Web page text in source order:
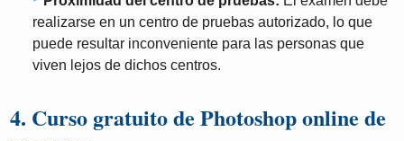
realizarse en un centro de pruebas autorizado, lo que
puede resultar inconveniente para las personas que
viven lejos de dichos centros.
4. Curso gratuito de Photoshop online de